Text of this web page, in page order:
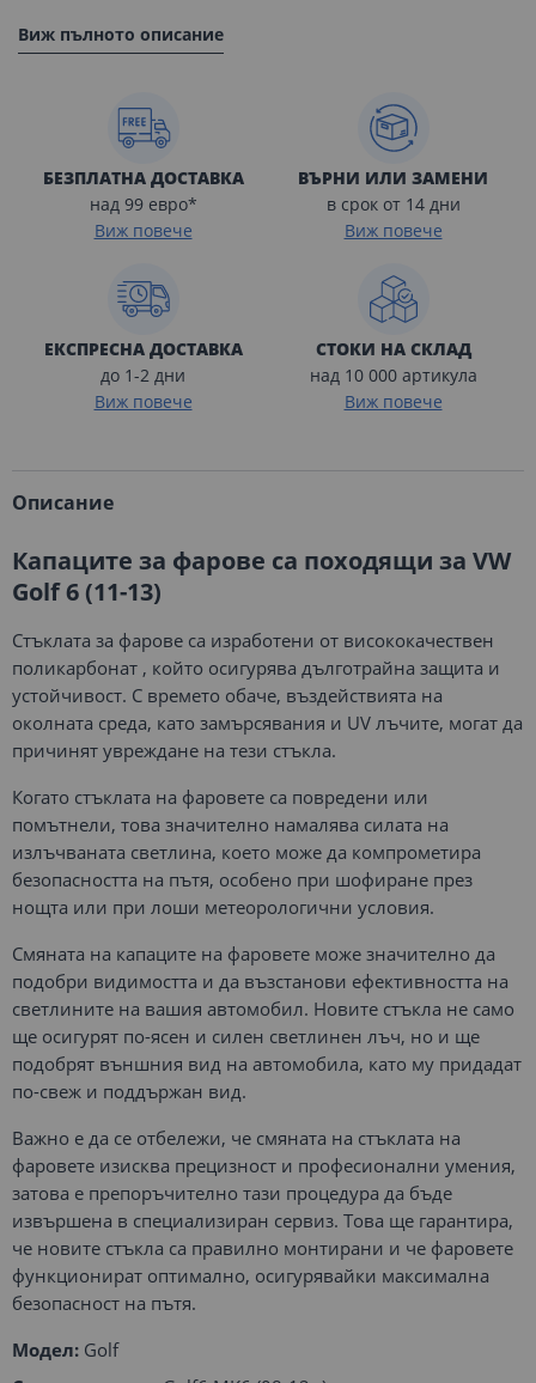
Виж пълното описание
БЕЗПЛАТНА ДОСТАВКА
над 99 евро*
Виж повече
ВЪРНИ ИЛИ ЗАМЕНИ
в срок от 14 дни
Виж повече
ЕКСПРЕСНА ДОСТАВКА
до 1-2 дни
Виж повече
СТОКИ НА СКЛАД
над 10 000 артикула
Виж повече
Описание
Капаците за фарове са походящи за VW
Golf 6 (11-13)
Стъклата за фарове са изработени от висококачествен
поликарбонат , който осигурява дълготрайна защита и
устойчивост. С времето обаче, въздействията на
околната среда, като замърсявания и UV лъчите, могат да
причинят увреждане на тези стъкла.
Когато стъклата на фаровете са повредени или
помътнели, това значително намалява силата на
излъчваната светлина, което може да компрометира
безопасността на пътя, особено при шофиране през
нощта или при лоши метеорологични условия.
Смяната на капаците на фаровете може значително да
подобри видимостта и да възстанови ефективността на
светлините на вашия автомобил. Новите стъкла не само
ще осигурят по-ясен и силен светлинен лъч, но и ще
подобрят външния вид на автомобила, като му придадат
по-свеж и поддържан вид.
Важно е да се отбележи, че смяната на стъклата на
фаровете изисква прецизност и професионални умения,
затова е препоръчително тази процедура да бъде
извършена в специализиран сервиз. Това ще гарантира,
че новите стъкла са правилно монтирани и че фаровете
функционират оптимално, осигурявайки максимална
безопасност на пътя.
Модел: Golf